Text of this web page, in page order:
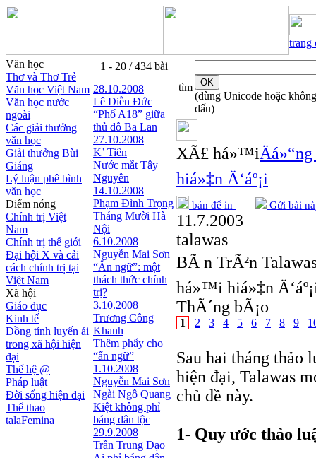
trang
Văn học
Thơ và Thơ Trẻ
Văn học Việt Nam
Văn học nước
ngoài
Các giải thưởng
văn học
Giải thưởng Bùi
Giáng
Lý luận phê bình
văn học
Điểm nóng
Chính trị Việt
Nam
Chính trị thế giới
Đại hội X và cải
cách chính trị tại
Việt Nam
Xã hội
Giáo dục
Kinh tế
Đồng tính luyến ái
trong xã hội hiện
đại
Thế hệ @
Pháp luật
Đời sống hiện đại
Thể thao
talaFemina
1 - 20 / 434 bài
28.10.2008
Lê Diễn Đức
“Phố A18” giữa
thủ đô Ba Lan
27.10.2008
K’ Tiên
Nước mắt Tây
Nguyên
14.10.2008
Phạm Đình Trọng
Tháng Mười Hà
Nội
6.10.2008
Nguyễn Mai Sơn
“Ẩn ngữ”: một
thách thức chính
trị?
3.10.2008
Trương Công
Khanh
Thêm phẩy cho
“ẩn ngữ”
1.10.2008
Nguyễn Mai Sơn
Ngài Ngô Quang
Kiệt không phỉ
báng dân tộc
29.9.2008
Trần Trung Đạo
tìm
(dùng Unicode hoặc không
dấu)
XÃ£ há»™i
hiá»‡n Ä‘áº¡i
bản để in Gửi bài
11.7.2003
talawas
BÃ n TrÃ²n
há»™i hiá»‡n
ThÃ´ng bÃ¡o
1 2 3 4 5 6 7 8 9
Sau hai tháng thảo
hiện đại, Talawas
chủ đề này.
1- Quy ước thảo